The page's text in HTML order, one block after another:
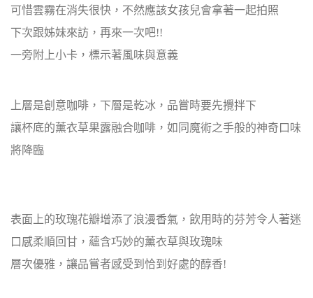
可惜雲霧在消失很快，不然應該女孩兒會拿著一起拍照
下次跟姊妹來訪，再來一次吧!!
一旁附上小卡，標示著風味與意義
上層是創意咖啡，下層是乾冰，品嘗時要先攪拌下
讓杯底的薰衣草果露融合咖啡，如同魔術之手般的神奇口味
將降臨
表面上的玫瑰花瓣增添了浪漫香氣，飲用時的芬芳令人著迷
口感柔順回甘，蘊含巧妙的薰衣草與玫瑰味
層次優雅，讓品嘗者感受到恰到好處的醇香!